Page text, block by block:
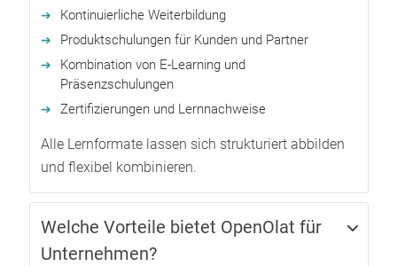
Kontinuierliche Weiterbildung
Produktschulungen für Kunden und Partner
Kombination von E-Learning und
Präsenzschulungen
Zertifizierungen und Lernnachweise
Alle Lernformate lassen sich strukturiert abbilden
und flexibel kombinieren.
Welche Vorteile bietet OpenOlat für
Unternehmen?